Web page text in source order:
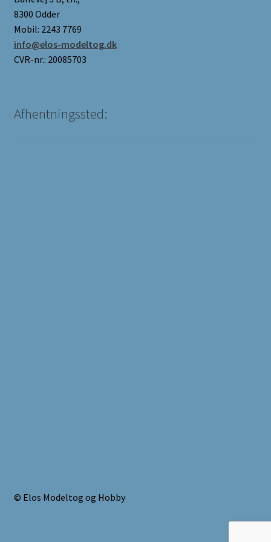
8300 Odder
Mobil: 2243 7769
info@elos-modeltog.dk
CVR-nr.: 20085703
Afhentningssted:
© Elos Modeltog og Hobby